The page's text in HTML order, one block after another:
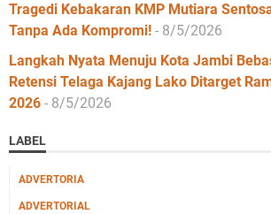
Tragedi Kebakaran KMP Mutiara
Tanpa Ada Kompromi! - 8/5/2026
Langkah Nyata Menuju Kota Jambi
Retensi Telaga Kajang Lako Ditarget
2026 - 8/5/2026
LABEL
ADVERTORIA
ADVERTORIAL